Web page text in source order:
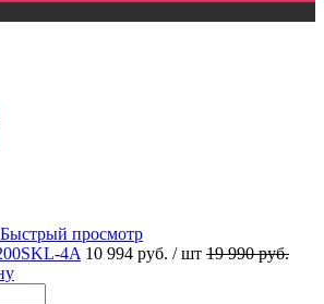
Быстрый просмотр
4A 10 994 руб. / шт 19 990 руб.